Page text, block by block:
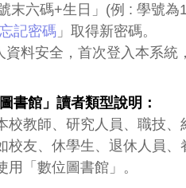
號末六碼+生日」(例 : 學號
忘記密碼 」取得新密碼。
資料安全，首次登入本系統
書館」讀者類型說明：
校教師、研究人員、職技
校友、休學生、退休人員
用「數位圖書館」。